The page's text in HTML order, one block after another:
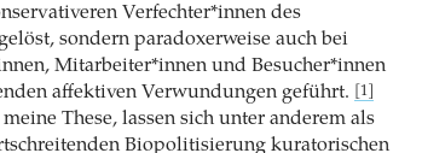
Verfechter*innen des
sondern paradoxerweise auch bei
Mitarbeiter*innen und Besucher*innen
affektiven Verwundungen geführt.
[1]
These, lassen sich unter anderem als
Biopolitisierung kuratorischen